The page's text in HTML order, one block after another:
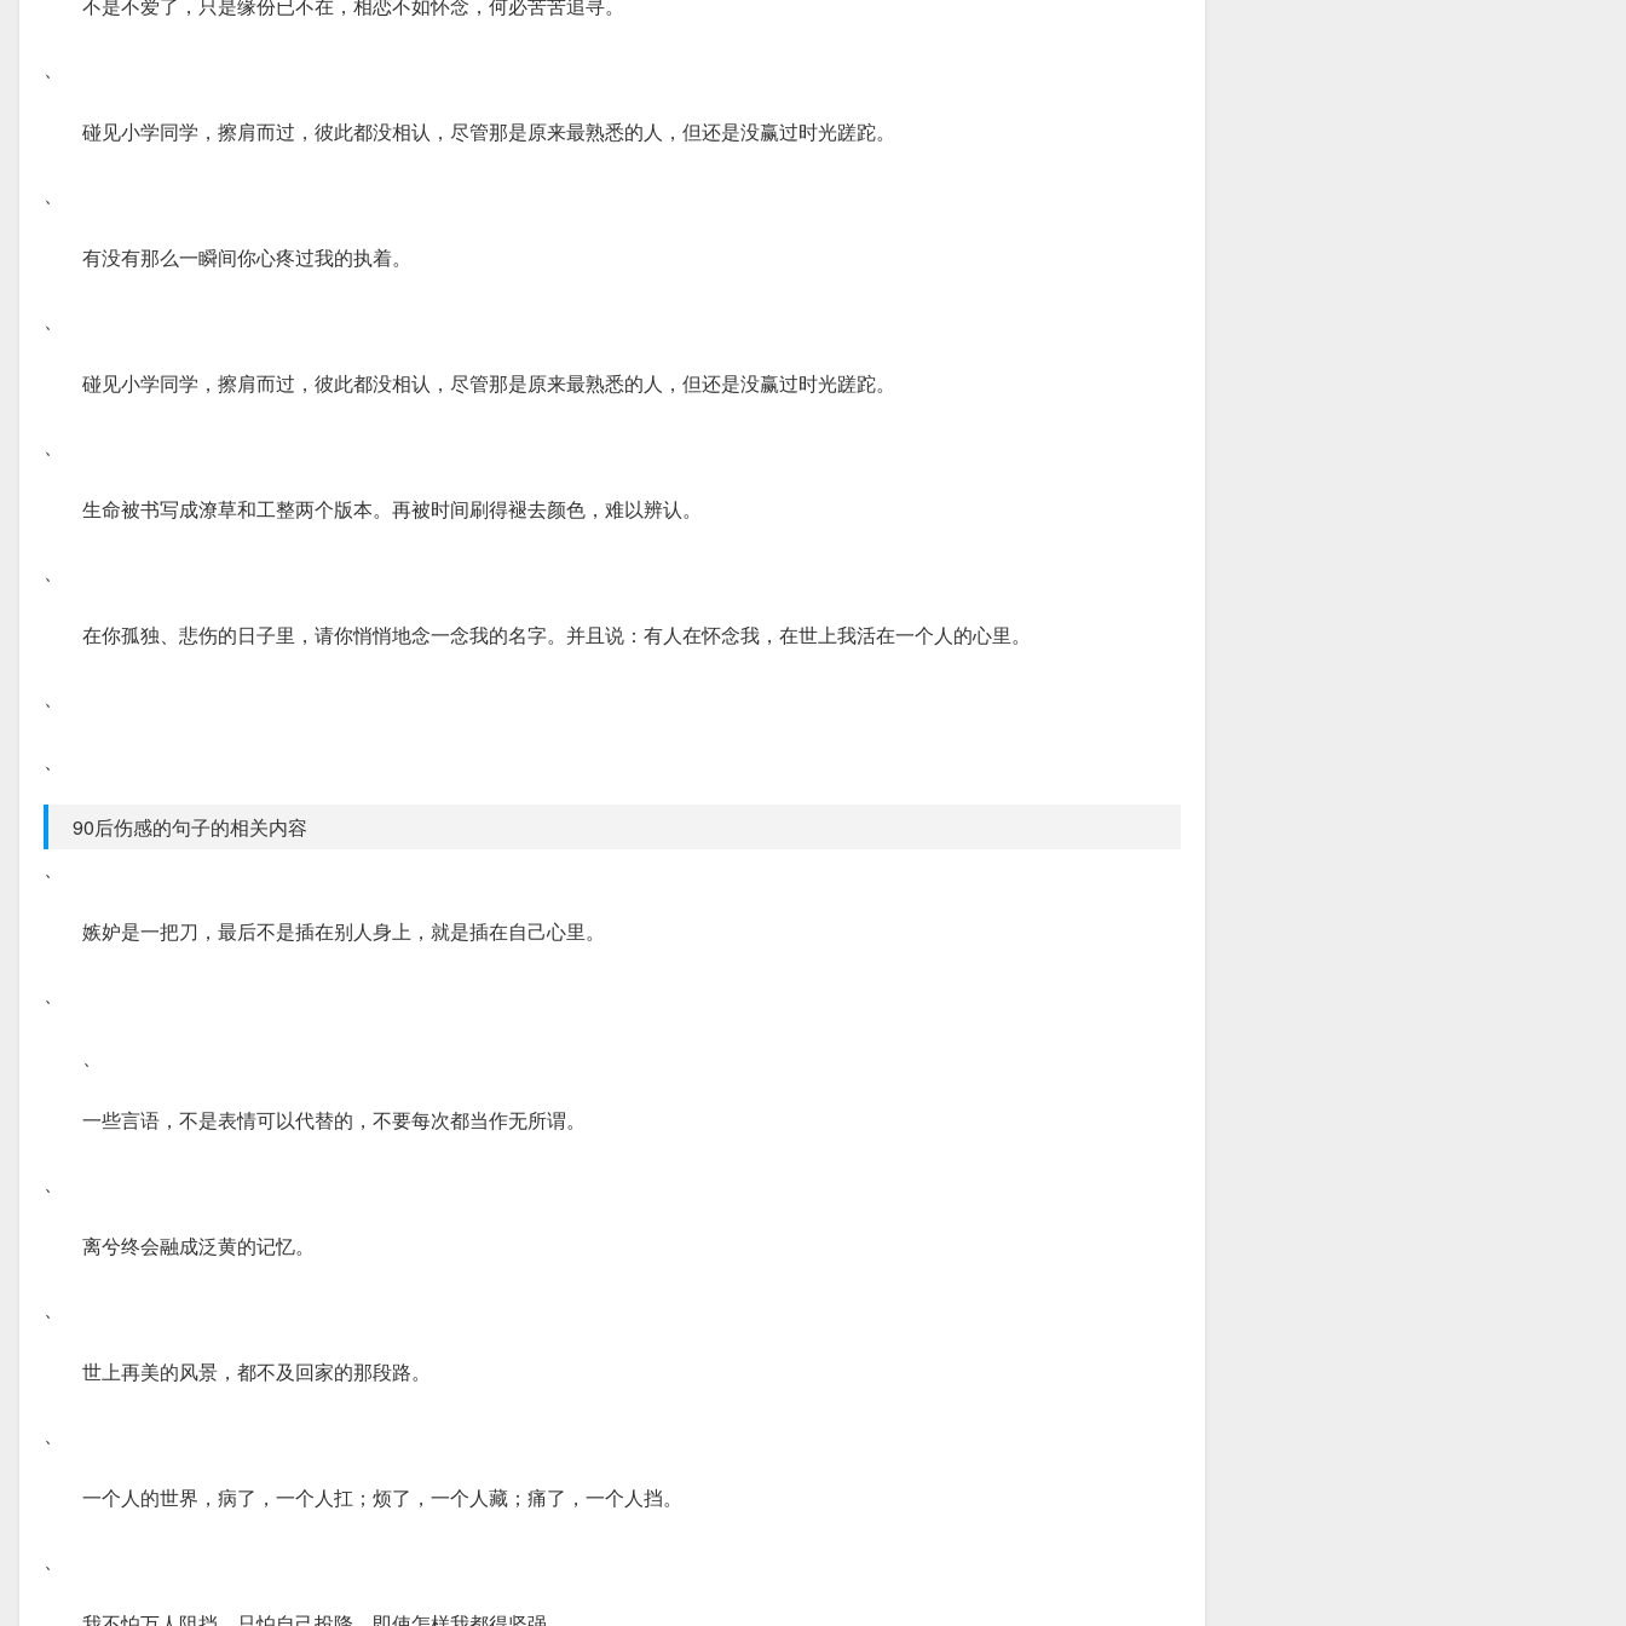
、
碰见小学同学，擦肩而过，彼此都没相认，尽管那是原来最熟悉的人，但还是没赢过时光蹉跎。
、
有没有那么一瞬间你心疼过我的执着。
、
碰见小学同学，擦肩而过，彼此都没相认，尽管那是原来最熟悉的人，但还是没赢过时光蹉跎。
、
生命被书写成潦草和工整两个版本。再被时间刷得褪去颜色，难以辨认。
、
在你孤独、悲伤的日子里，请你悄悄地念一念我的名字。并且说：有人在怀念我，在世上我活在一个人的心里。
、
、
90后伤感的句子的相关内容
、
嫉妒是一把刀，最后不是插在别人身上，就是插在自己心里。
、
、
一些言语，不是表情可以代替的，不要每次都当作无所谓。
、
离兮终会融成泛黄的记忆。
、
世上再美的风景，都不及回家的那段路。
、
一个人的世界，病了，一个人扛；烦了，一个人藏；痛了，一个人挡。
、